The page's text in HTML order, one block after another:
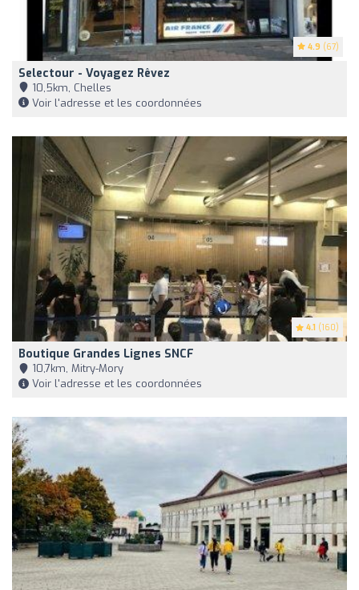
4.9 (67)
Selectour - Voyagez Rêvez
10,5km, Chelles
Voir l'adresse et les coordonnées
4.1 (160)
Boutique Grandes Lignes SNCF
10,7km, Mitry-Mory
Voir l'adresse et les coordonnées